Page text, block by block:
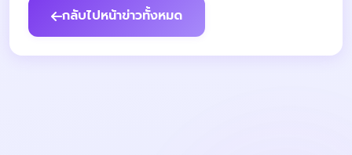
กลับไปหน้าข่าวทั้งหมด